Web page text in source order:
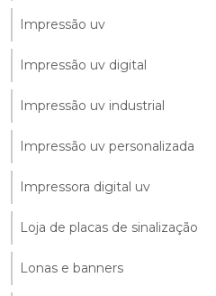
Impressão uv
Impressão uv digital
Impressão uv industrial
Impressão uv personalizada
Impressora digital uv
Loja de placas de sinalização
Lonas e banners